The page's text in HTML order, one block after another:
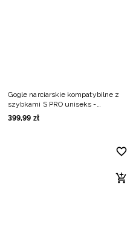
Gogle narciarskie kompatybilne z
szybkami S PRO uniseks -
granatowe
399,99 zł
Ukraiński / UAH